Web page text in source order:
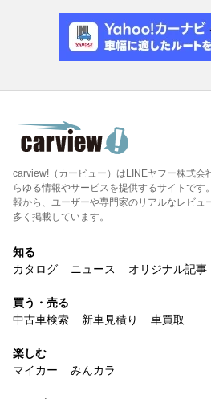
carview!（カービュー）はLINEヤフー株式会
らゆる情報やサービスを提供するサイトです
報から、ユーザーや専門家のリアルなレビュ
多く掲載しています。
知る
カタログ
ニュース オリジナル記事
買う・売る
中古車検索
新車見積り 車買取
楽しむ
マイカー
みんカラ